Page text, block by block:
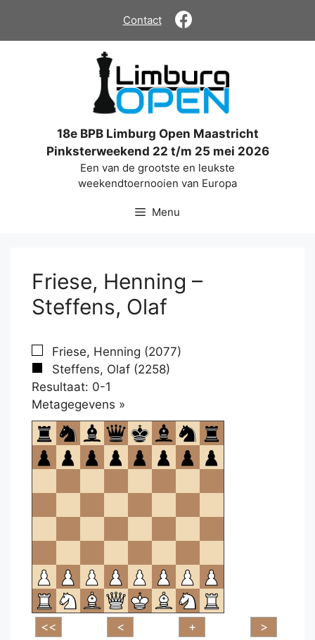
de
Contact
18e BPB Limburg Open Maastricht
Pinksterweekend 22 t/m 25 mei 2026
Een van de grootste en leukste
weekendtoernooien van Europa
Menu
Friese, Henning –
Steffens, Olaf
Friese, Henning (2077)
Steffens, Olaf (2258)
Resultaat: 0-1
Metagegevens »
om
te
openen.